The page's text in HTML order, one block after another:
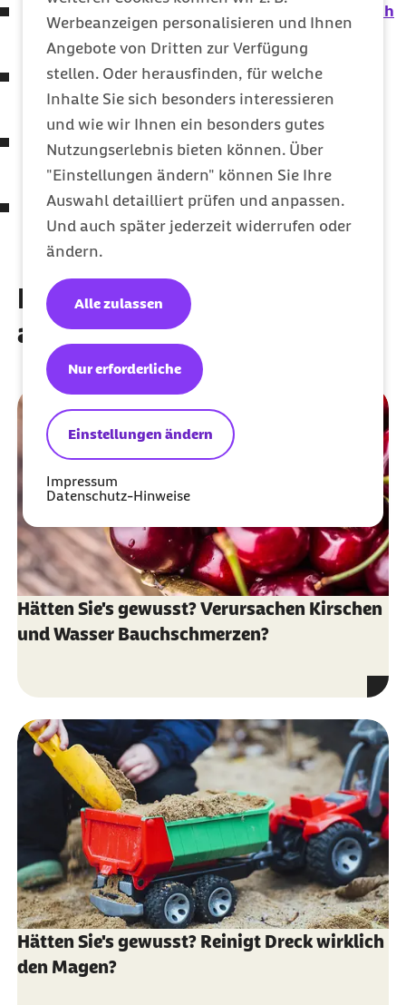
Werbeanzeigen personalisieren und Ihnen
Angebote von Dritten zur Verfügung
stellen. Oder herausfinden, für welche
Inhalte Sie sich besonders interessieren
und wie wir Ihnen ein besonders gutes
Nutzungserlebnis bieten können. Über
"Einstellungen ändern" können Sie Ihre
Auswahl detailliert prüfen und anpassen.
Und auch später jederzeit widerrufen oder
ändern.
Einstellungen ändern
Nur erforderliche
Alle zulassen
Impressum
Datenschutz-Hinweise
Wenn Weihnachtsdüfte für Allergiker gefährlich
So schnell verändert sich der Darm bei einer
Ernährungsumstellung
Gute Vorsätze: Mehr Sport und Bewegung im
neuen Jahr
Hätten Sie’s gewusst? Hilft Erschrecken bei
Schluckauf?
Diese Artikel könnten Sie
auch interessieren
Hätten Sie's gewusst? Verursachen Kirschen
und Wasser Bauchschmerzen?
Hätten Sie's gewusst? Reinigt Dreck wirklich
den Magen?